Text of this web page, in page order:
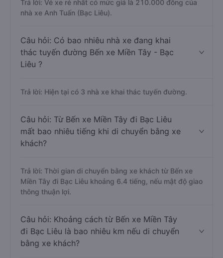
Trả lời: Vé xe rẻ nhất có mức giá là 210.000 đồng của
nhà xe Anh Tuấn (Bạc Liêu).
Câu hỏi: Có bao nhiêu nhà xe đang khai
thác tuyến đường Bến xe Miền Tây - Bạc
Liêu ?
Trả lời: Hiện tại có 3 nhà xe khai thác tuyến đường.
Câu hỏi: Từ Bến xe Miền Tây đi Bạc Liêu
mất bao nhiêu tiếng khi di chuyển bằng xe
khách?
Trả lời: Thời gian di chuyển bằng xe khách từ Bến xe
Miền Tây đi Bạc Liêu khoảng 6.4 tiếng, nếu mật độ giao
thông thuận lợi.
Câu hỏi: Khoảng cách từ Bến xe Miền Tây
đi Bạc Liêu là bao nhiêu km nếu di chuyển
bằng xe khách?